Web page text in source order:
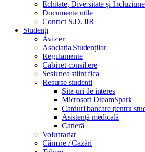
Echitate, Diversitate și Incluziune
Documente utile
Contact S.D. IIR
Studenți
Avizier
Asociația Studenților
Regulamente
Cabinet consiliere
Sesiunea stiintifica
Resurse studenti
Site-uri de interes
Microsoft DreamSpark
Carduri bancare pentru
Asistență medicală
Carieră
Voluntariat
Cămine / Cazări